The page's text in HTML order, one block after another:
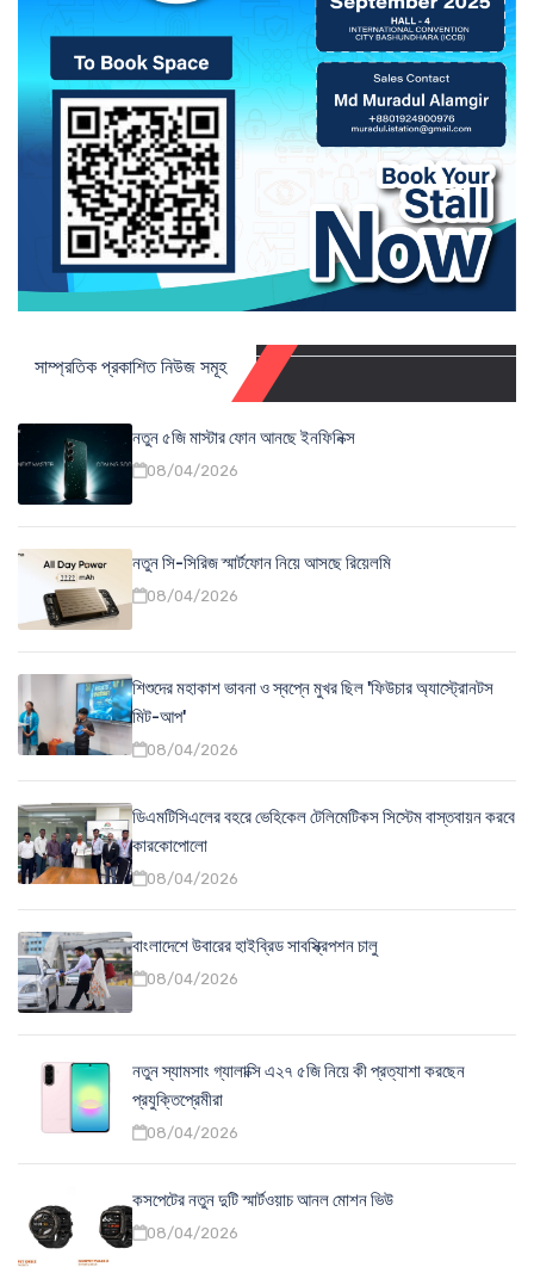
সাম্প্রতিক প্রকাশিত নিউজ সমূহ
নতুন ৫জি মাস্টার ফোন আনছে ইনফিনিক্স
08/04/2026
নতুন সি-সিরিজ স্মার্টফোন নিয়ে আসছে রিয়েলমি
08/04/2026
শিশুদের মহাকাশ ভাবনা ও স্বপ্নে মুখর ছিল 'ফিউচার অ্যাস্ট্রোনটস
মিট-আপ'
08/04/2026
ডিএমটিসিএলের বহরে ভেহিকেল টেলিমেটিকস সিস্টেম বাস্তবায়ন করবে
কারকোপোলো
08/04/2026
বাংলাদেশে উবারের হাইব্রিড সাবস্ক্রিপশন চালু
08/04/2026
নতুন স্যামসাং গ্যালাক্সি এ২৭ ৫জি নিয়ে কী প্রত্যাশা করছেন
প্রযুক্তিপ্রেমীরা
08/04/2026
কসপেটের নতুন দুটি স্মার্টওয়াচ আনল মোশন ভিউ
08/04/2026